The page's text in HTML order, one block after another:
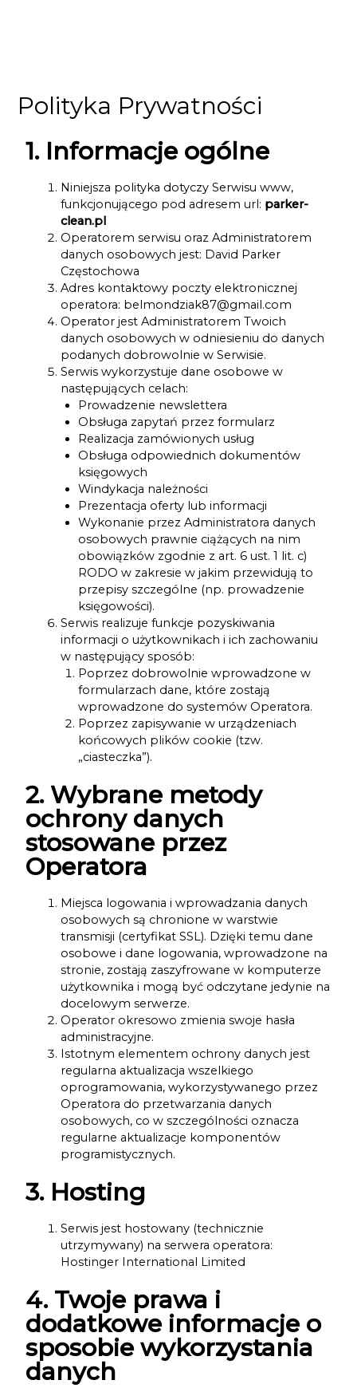
Polityka Prywatności
1. Informacje ogólne
Niniejsza polityka dotyczy Serwisu www,
funkcjonującego pod adresem url: parker-
clean.pl
Operatorem serwisu oraz Administratorem
danych osobowych jest: David Parker
Częstochowa
Adres kontaktowy poczty elektronicznej
operatora: belmondziak87@gmail.com
Operator jest Administratorem Twoich
danych osobowych w odniesieniu do danych
podanych dobrowolnie w Serwisie.
Serwis wykorzystuje dane osobowe w
następujących celach:
Prowadzenie newslettera
Obsługa zapytań przez formularz
Realizacja zamówionych usług
Obsługa odpowiednich dokumentów
księgowych
Windykacja należności
Prezentacja oferty lub informacji
Wykonanie przez Administratora danych
osobowych prawnie ciążących na nim
obowiązków zgodnie z art. 6 ust. 1 lit. c)
RODO w zakresie w jakim przewidują to
przepisy szczególne (np. prowadzenie
księgowości).
Serwis realizuje funkcje pozyskiwania
informacji o użytkownikach i ich zachowaniu
w następujący sposób:
Poprzez dobrowolnie wprowadzone w
formularzach dane, które zostają
wprowadzone do systemów Operatora.
Poprzez zapisywanie w urządzeniach
końcowych plików cookie (tzw.
„ciasteczka”).
2. Wybrane metody
ochrony danych
stosowane przez
Operatora
Miejsca logowania i wprowadzania danych
osobowych są chronione w warstwie
transmisji (certyfikat SSL). Dzięki temu dane
osobowe i dane logowania, wprowadzone na
stronie, zostają zaszyfrowane w komputerze
użytkownika i mogą być odczytane jedynie na
docelowym serwerze.
Operator okresowo zmienia swoje hasła
administracyjne.
Istotnym elementem ochrony danych jest
regularna aktualizacja wszelkiego
oprogramowania, wykorzystywanego przez
Operatora do przetwarzania danych
osobowych, co w szczególności oznacza
regularne aktualizacje komponentów
programistycznych.
3. Hosting
Serwis jest hostowany (technicznie
utrzymywany) na serwera operatora:
Hostinger International Limited
4. Twoje prawa i
dodatkowe informacje o
sposobie wykorzystania
danych